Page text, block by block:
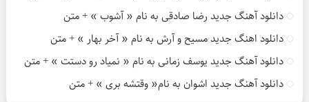
دانلود آهنگ جدید رضا صادقی به نام « آشوب » + متن
دانلود اهنگ جدید مسیح و آرش به نام « آخر بهار » + متن
دانلود آهنگ جدید یوسف زمانی به نام « نمیاد رو دستت » + متن
دانلود آهنگ جدید اشوان به نام« وقتشه بری » + متن